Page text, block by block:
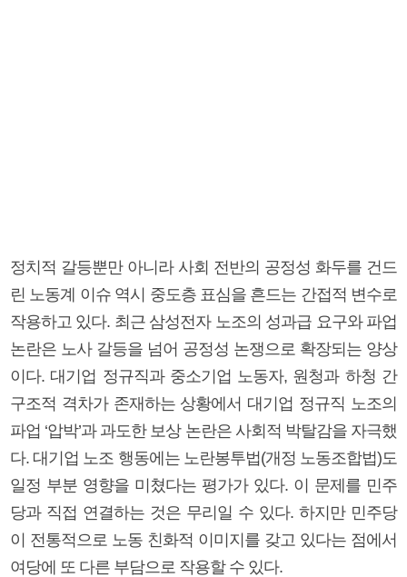
정치적 갈등뿐만 아니라 사회 전반의 공정성 화두를 건드
린 노동계 이슈 역시 중도층 표심을 흔드는 간접적 변수로
작용하고 있다. 최근 삼성전자 노조의 성과급 요구와 파업
논란은 노사 갈등을 넘어 공정성 논쟁으로 확장되는 양상
이다. 대기업 정규직과 중소기업 노동자, 원청과 하청 간
구조적 격차가 존재하는 상황에서 대기업 정규직 노조의
파업 ‘압박’과 과도한 보상 논란은 사회적 박탈감을 자극했
다. 대기업 노조 행동에는 노란봉투법(개정 노동조합법)도
일정 부분 영향을 미쳤다는 평가가 있다. 이 문제를 민주
당과 직접 연결하는 것은 무리일 수 있다. 하지만 민주당
이 전통적으로 노동 친화적 이미지를 갖고 있다는 점에서
여당에 또 다른 부담으로 작용할 수 있다.